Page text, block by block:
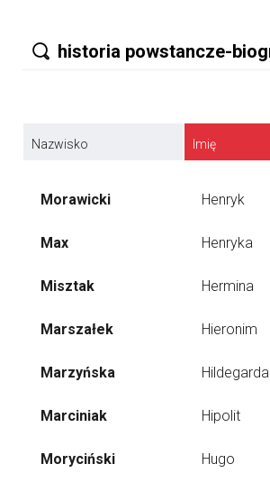
Nazwisko Imię
Morawicki Henryk
Max Henryka
Misztak Hermina
Marszałek Hieronim
Marzyńska Hildegarda
Marciniak Hipolit
Moryciński Hugo